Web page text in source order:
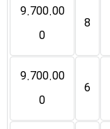
8
9.700.00
0
6
9.700.00
0